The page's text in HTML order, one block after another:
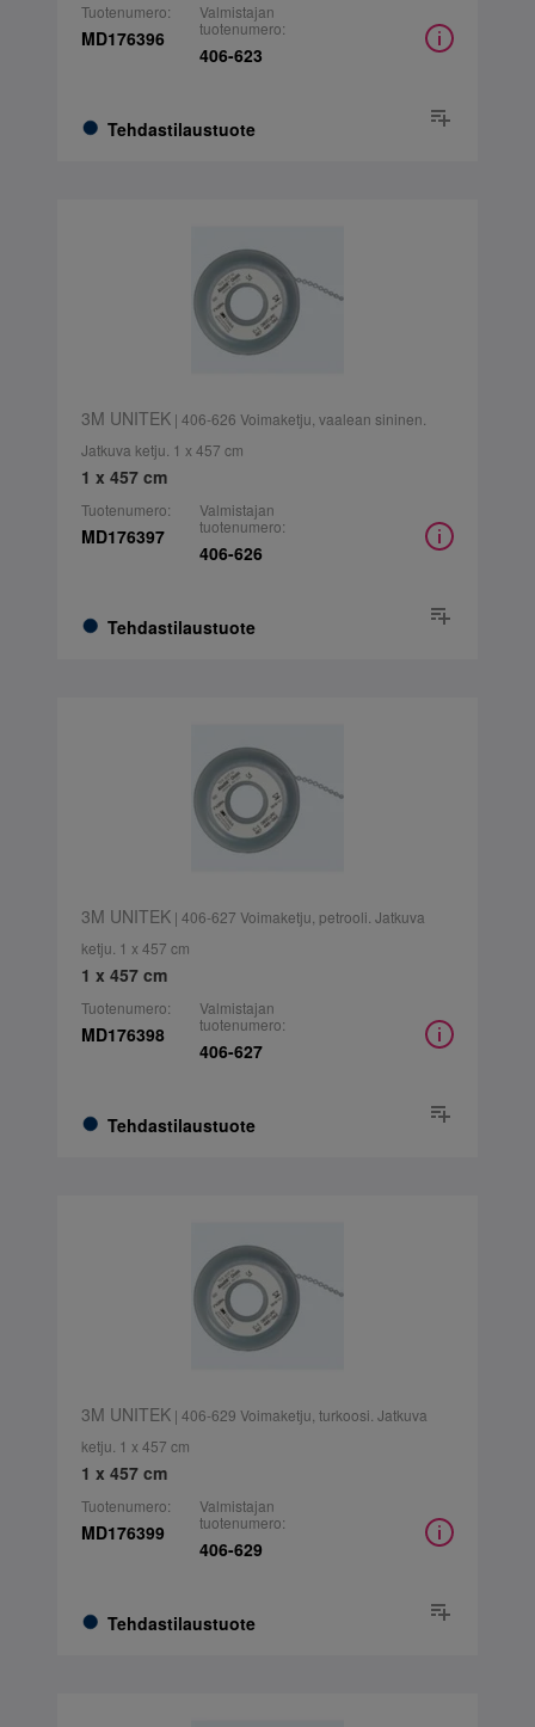
Tuotenumero:
MD176396
Tehdastilaustuote
Valmistajan
tuotenumero:
406-623
3M UNITEK| 406-626 Voimaketju, vaalean sininen.
Jatkuva ketju. 1 x 457 cm
1 x 457 cm
Tuotenumero:
MD176397
Tehdastilaustuote
Valmistajan
tuotenumero:
406-626
3M UNITEK| 406-627 Voimaketju, petrooli. Jatkuva
ketju. 1 x 457 cm
1 x 457 cm
Tuotenumero:
MD176398
Tehdastilaustuote
Valmistajan
tuotenumero:
406-627
3M UNITEK| 406-629 Voimaketju, turkoosi. Jatkuva
ketju. 1 x 457 cm
1 x 457 cm
Tuotenumero:
MD176399
Tehdastilaustuote
Valmistajan
tuotenumero:
406-629